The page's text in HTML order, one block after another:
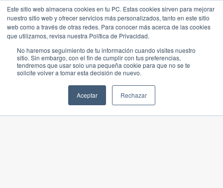
Este sitio web almacena cookies en tu PC. Estas cookies sirven para mejorar
nuestro sitio web y ofrecer servicios más personalizados, tanto en este sitio
web como a través de otras redes. Para conocer más acerca de las cookies
que utilizamos, revisa nuestra Política de Privacidad.
No haremos seguimiento de tu información cuando visites nuestro
sitio. Sin embargo, con el fin de cumplir con tus preferencias,
tendremos que usar solo una pequeña cookie para que no se te
solicite volver a tomar esta decisión de nuevo.
Aceptar Rechazar